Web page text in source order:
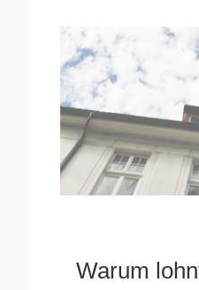
Warum